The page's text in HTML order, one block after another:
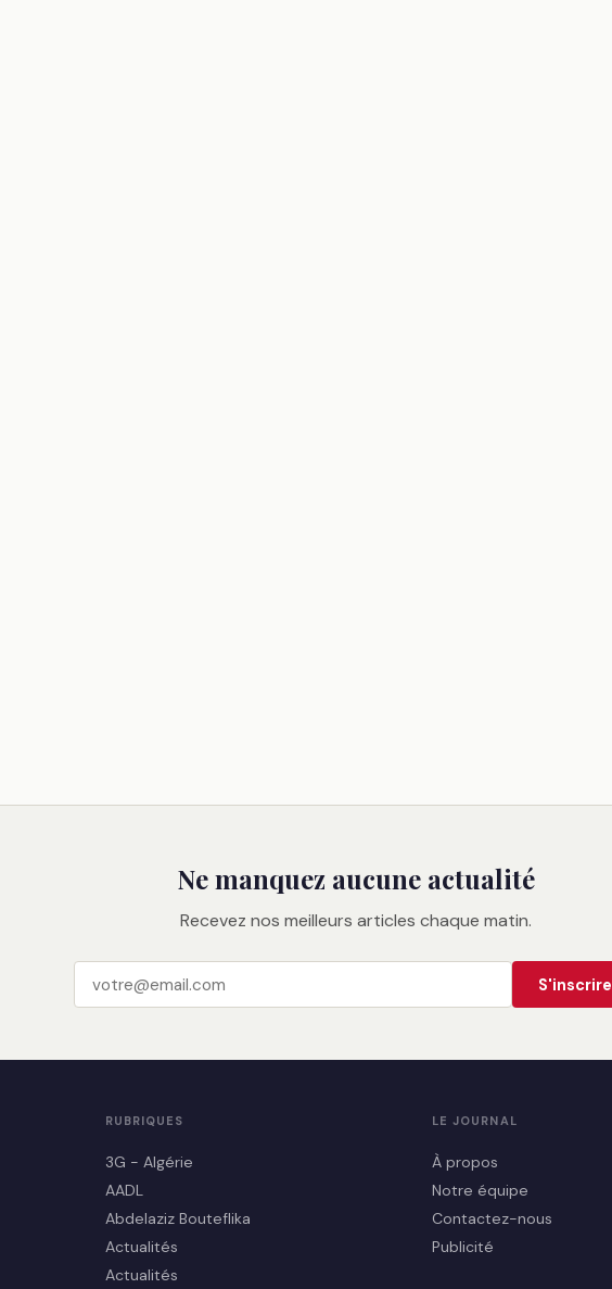
Ne manquez aucune actualité
Recevez nos meilleurs articles chaque matin.
S'inscrire
RUBRIQUES
3G - Algérie
AADL
Abdelaziz Bouteflika
Actualités
Actualités
LE JOURNAL
À propos
Notre équipe
Contactez-nous
Publicité